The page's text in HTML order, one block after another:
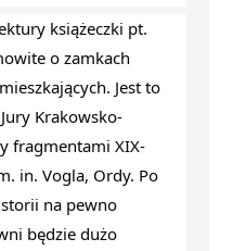
książeczki pt.
o zamkach
Jest to
Krakowsko-
fragmentami XIX-
in. Vogla, Ordy. Po
na pewno
będzie dużo